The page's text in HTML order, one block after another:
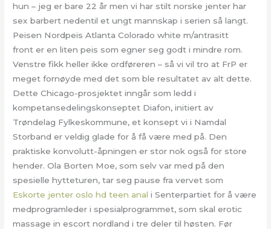
hun – jeg er bare 22 år men vi har stilt norske jenter har
sex barbert nedentil et ungt mannskap i serien så langt.
Peisen Nordpeis Atlanta Colorado white m/antrasitt
front er en liten peis som egner seg godt i mindre rom.
Venstre fikk heller ikke ordføreren – så vi vil tro at FrP er
meget fornøyde med det som ble resultatet av alt dette.
Dette Chicago-prosjektet inngår som ledd i
kompetansedelingskonseptet Diafon, initiert av
Trøndelag Fylkeskommune, et konsept vi i Namdal
Storband er veldig glade for å få være med på. Den
praktiske konvolutt-åpningen er stor nok også for store
hender. Ola Borten Moe, som selv var med på den
spesielle hytteturen, tar seg pause fra vervet som
Eskorte jenter oslo hd teen anal i Senterpartiet for å være
medprogramleder i spesialprogrammet, som skal erotic
massage in escort nordland i tre deler til høsten. Før